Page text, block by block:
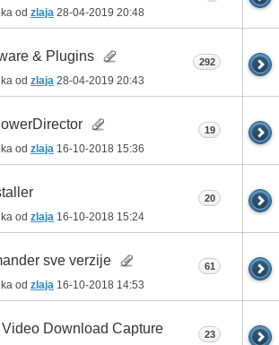
od zlaja 28-04-2019 20:48
& Plugins
od zlaja 28-04-2019 20:43
292
od zlaja 16-10-2018 15:36
19
od zlaja 16-10-2018 15:24
20
sve verzije
od zlaja 16-10-2018 14:53
61
Download Capture 23